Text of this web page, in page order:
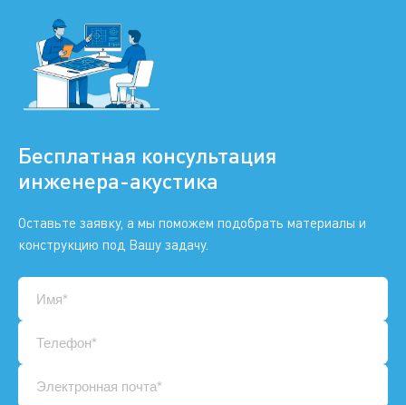
Бесплатная консультация
инженера-акустика
Оставьте заявку, а мы поможем подобрать материалы и
конструкцию под Вашу задачу.